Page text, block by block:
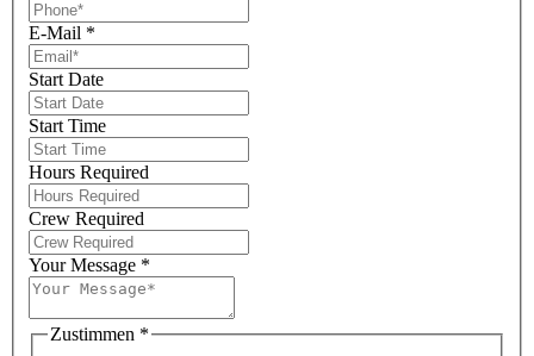
E-Mail *
Start Date
Start Time
Hours Required
Crew Required
Your Message *
Zustimmen *